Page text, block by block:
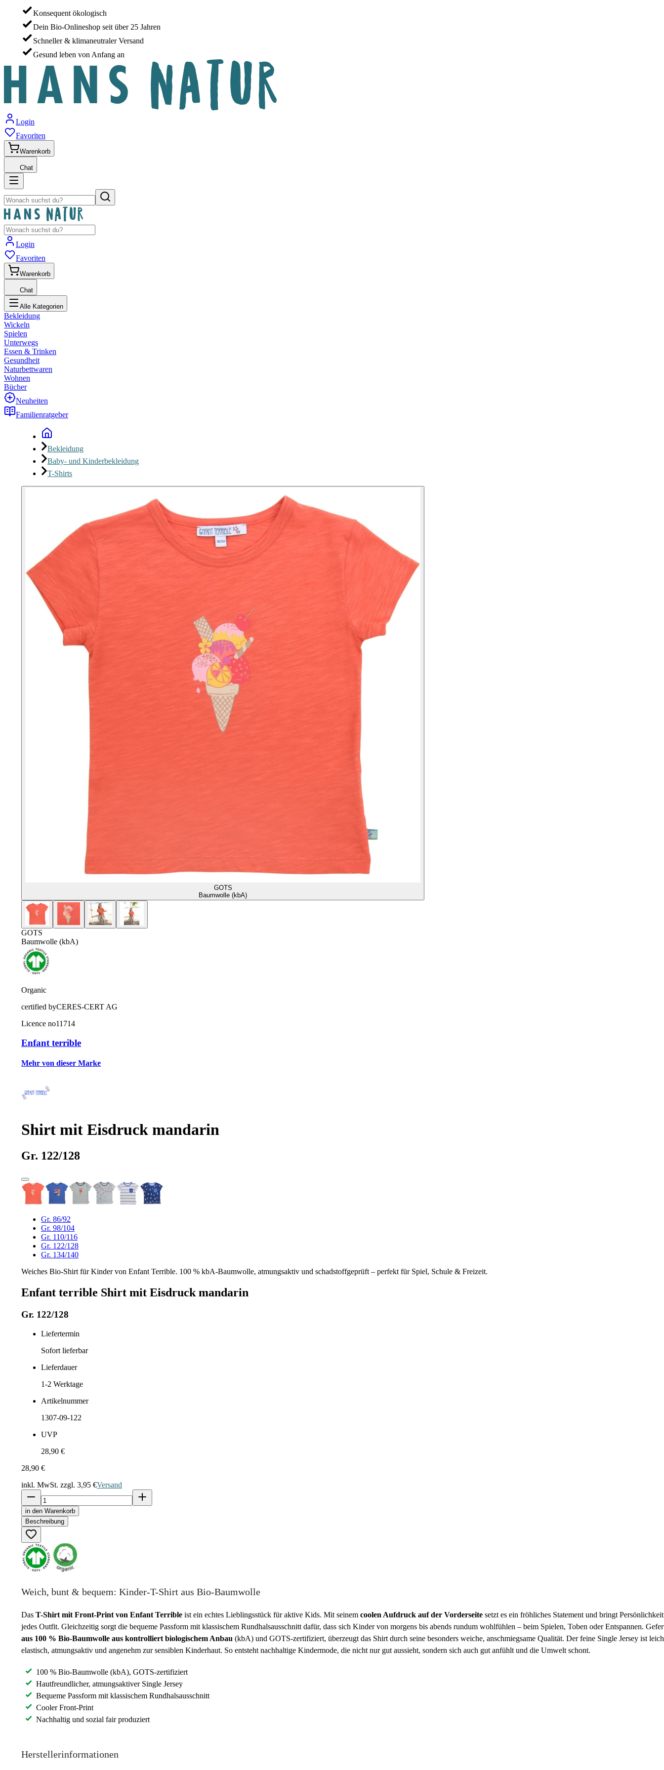
Konsequent ökologisch
Dein Bio-Onlineshop seit über 25 Jahren
Schneller & klimaneutraler Versand
Gesund leben von Anfang an
Login
Favoriten
Warenkorb
Chat
Login
Favoriten
Warenkorb
Chat
Alle Kategorien
Bekleidung
Wickeln
Spielen
Unterwegs
Essen & Trinken
Gesundheit
Naturbettwaren
Wohnen
Bücher
Neuheiten
Familienratgeber
Bekleidung
Baby- und Kinderbekleidung
T-Shirts
GOTS
Baumwolle (kbA)
GOTS
Baumwolle (kbA)
Organic
certified byCERES-CERT AG
Licence no11714
Enfant terrible
Mehr von dieser Marke
Shirt mit Eisdruck mandarin
Gr. 122/128
Gr. 86/92
Gr. 98/104
Gr. 110/116
Gr. 122/128
Gr. 134/140
Weiches Bio-Shirt für Kinder von Enfant Terrible. 100 % kbA-Baumwolle, atmungsaktiv und schadstoffgeprüft – perfekt für Spiel, Schule & Freizeit.
Enfant terrible Shirt mit Eisdruck mandarin
Gr. 122/128
Liefertermin
Sofort lieferbar
Lieferdauer
1-2 Werktage
Artikelnummer
1307-09-122
UVP
28,90 €
28,90 €
inkl. MwSt. zzgl. 3,95 €Versand
in den Warenkorb
Beschreibung
Weich, bunt & bequem: Kinder-T-Shirt aus Bio-Baumwolle
Das T-Shirt mit Front-Print von Enfant Terrible ist ein echtes Lieblingsstück für aktive Kids. Mit seinem coolen Aufdruck auf der Vorderseite setzt es ein fröhliches Statement und bringt
jedes Outfit. Gleichzeitig sorgt die bequeme Passform mit klassischem Rundhalsausschnitt dafür, dass sich Kinder von morgens bis abends rundum wohlfühlen – beim Spielen, Toben oder Entspannen.
aus 100 % Bio-Baumwolle aus kontrolliert biologischem Anbau (kbA) und GOTS-zertifiziert, überzeugt das Shirt durch seine besonders weiche, anschmiegsame Qualität. Der feine Single Jersey ist
elastisch, atmungsaktiv und angenehm zur sensiblen Kinderhaut. So entsteht nachhaltige Kindermode, die nicht nur gut aussieht, sondern sich auch gut anfühlt und die Umwelt schont.
100 % Bio-Baumwolle (kbA), GOTS-zertifiziert
Hautfreundlicher, atmungsaktiver Single Jersey
Bequeme Passform mit klassischem Rundhalsausschnitt
Cooler Front-Print
Nachhaltig und sozial fair produziert
Herstellerinformationen